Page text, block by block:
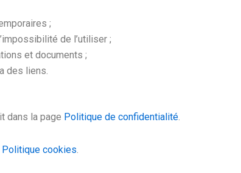
;
de l’utiliser ;
et documents ;
des liens.
dans la page Politique de confidentialité.
Politique cookies.